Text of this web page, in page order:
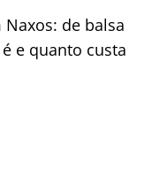
de balsa
e quanto custa